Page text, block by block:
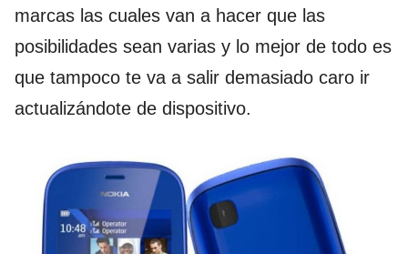
marcas las cuales van a hacer que las
posibilidades sean varias y lo mejor de todo es
que tampoco te va a salir demasiado caro ir
actualizándote de dispositivo.